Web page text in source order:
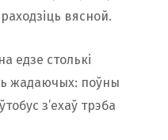
вясной.
едзе столькі
жадаючых: поўны
з’ехаў трэба